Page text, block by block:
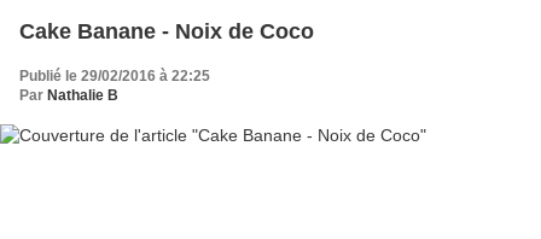
Cake Banane - Noix de Coco
Publié le 29/02/2016 à 22:25
Par Nathalie B